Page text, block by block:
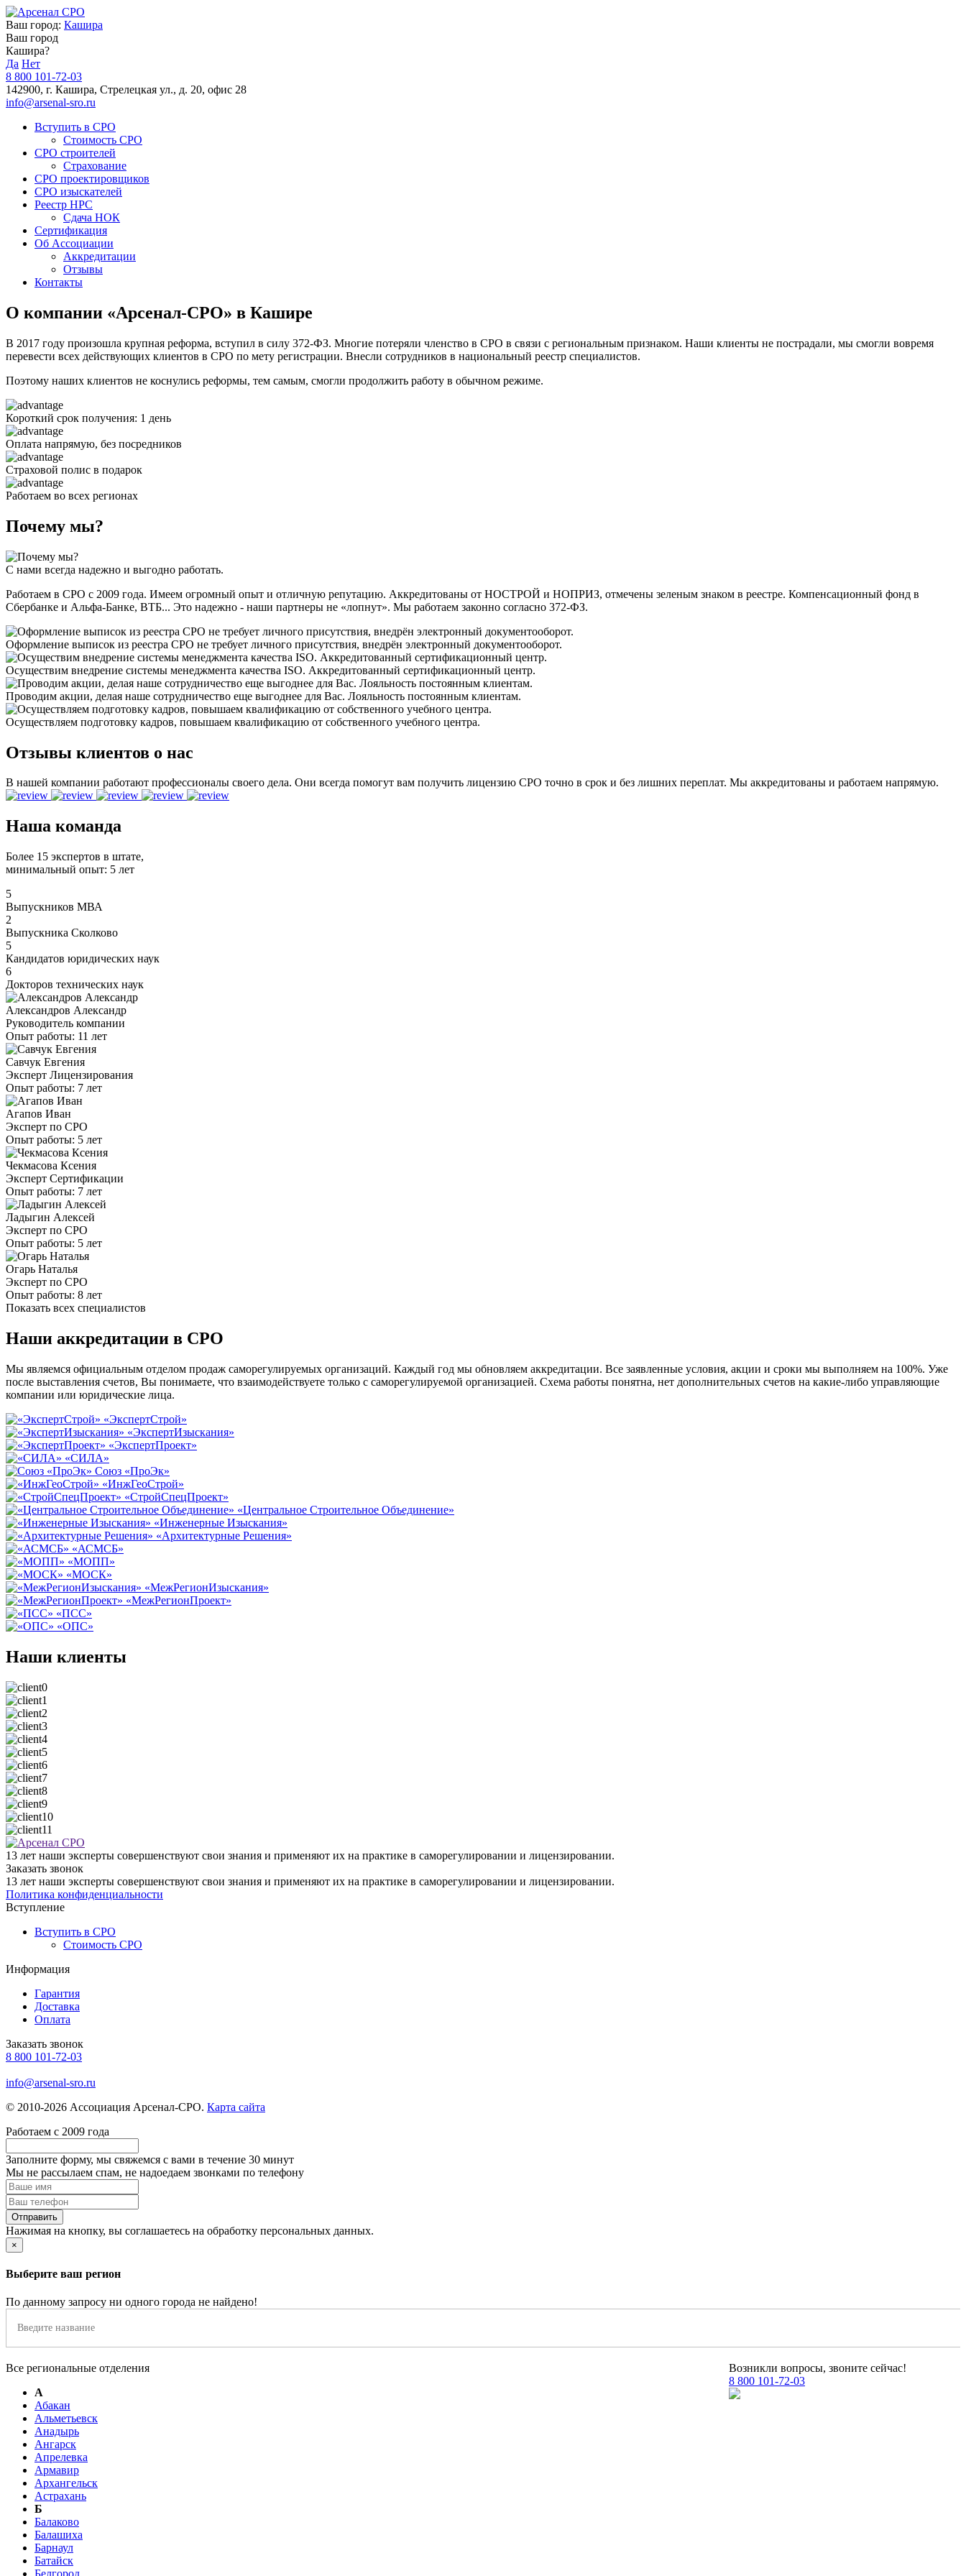
Ваш город: Кашира
Ваш город
Кашира?
Да Нет
8 800 101-72-03
142900, г. Кашира, Стрелецкая ул., д. 20, офис 28
info@arsenal-sro.ru
Вступить в СРО
Стоимость СРО
СРО строителей
Страхование
СРО проектировщиков
СРО изыскателей
Реестр НРС
Сдача НОК
Сертификация
Об Ассоциации
Аккредитации
Отзывы
Контакты
О компании «Арсенал-СРО» в Кашире
В 2017 году произошла крупная реформа, вступил в силу 372-ФЗ. Многие потеряли членство в СРО в связи с региональным признаком. Наши клиенты не пострадали, мы смогли вовремя
перевести всех действующих клиентов в СРО по мету регистрации. Внесли сотрудников в национальный реестр специалистов.
Поэтому наших клиентов не коснулись реформы, тем самым, смогли продолжить работу в обычном режиме.
Короткий срок получения: 1 день
Оплата напрямую, без посредников
Страховой полис в подарок
Работаем во всех регионах
Почему мы?
С нами всегда надежно и выгодно работать.
Работаем в СРО с 2009 года. Имеем огромный опыт и отличную репутацию. Аккредитованы от НОСТРОЙ и НОПРИЗ, отмечены зеленым знаком в реестре. Компенсационный фонд в
Сбербанке и Альфа-Банке, ВТБ... Это надежно - наши партнеры не «лопнут». Мы работаем законно согласно 372-ФЗ.
Оформление выписок из реестра СРО не требует личного присутствия, внедрён электронный документооборот.
Осуществим внедрение системы менеджмента качества ISO. Аккредитованный сертификационный центр.
Проводим акции, делая наше сотрудничество еще выгоднее для Вас. Лояльность постоянным клиентам.
Осуществляем подготовку кадров, повышаем квалификацию от собственного учебного центра.
Отзывы клиентов о нас
В нашей компании работают профессионалы своего дела. Они всегда помогут вам получить лицензию СРО точно в срок и без лишних переплат. Мы аккредитованы и работаем напрямую.
Наша команда
Более 15 экспертов в штате,
минимальный опыт: 5 лет
5
Выпускников МВА
2
Выпускника Сколково
5
Кандидатов юридических наук
6
Докторов технических наук
Александров Александр
Руководитель компании
Опыт работы: 11 лет
Савчук Евгения
Эксперт Лицензирования
Опыт работы: 7 лет
Агапов Иван
Эксперт по СРО
Опыт работы: 5 лет
Чекмасова Ксения
Эксперт Сертификации
Опыт работы: 7 лет
Ладыгин Алексей
Эксперт по СРО
Опыт работы: 5 лет
Огарь Наталья
Эксперт по СРО
Опыт работы: 8 лет
Показать всех специалистов
Наши аккредитации в СРО
Мы являемся официальным отделом продаж саморегулируемых организаций. Каждый год мы обновляем аккредитации. Все заявленные условия, акции и сроки мы выполняем на 100%. Уже
после выставления счетов, Вы понимаете, что взаимодействуете только с саморегулируемой организацией. Схема работы понятна, нет дополнительных счетов на какие-либо управляющие
компании или юридические лица.
«ЭкспертСтрой»
«ЭкспертИзыскания»
«ЭкспертПроект»
«СИЛА»
Союз «ПроЭк»
«ИнжГеоСтрой»
«СтройСпецПроект»
«Центральное Строительное Объединение»
«Инженерные Изыскания»
«Архитектурные Решения»
«АСМСБ»
«МОПП»
«МОСК»
«МежРегионИзыскания»
«МежРегионПроект»
«ПСС»
«ОПС»
Наши клиенты
13 лет наши эксперты совершенствуют свои знания и применяют их на практике в саморегулировании и лицензировании.
Заказать звонок
13 лет наши эксперты совершенствуют свои знания и применяют их на практике в саморегулировании и лицензировании.
Политика конфиденциальности
Вступление
Вступить в СРО
Стоимость СРО
Информация
Гарантия
Доставка
Оплата
Заказать звонок
8 800 101-72-03
info@arsenal-sro.ru
© 2010-2026 Ассоциация Арсенал-СРО. Карта сайта
Работаем с 2009 года
Заполните форму, мы свяжемся с вами в течение 30 минут
Мы не рассылаем спам, не надоедаем звонками по телефону
Нажимая на кнопку, вы соглашаетесь на обработку персональных данных.
×
Выберите ваш регион
По данному запросу ни одного города не найдено!
Возникли вопросы, звоните сейчас!
8 800 101-72-03
Все региональные отделения
А
Абакан
Альметьевск
Анадырь
Ангарск
Апрелевка
Армавир
Архангельск
Астрахань
Б
Балаково
Балашиха
Барнаул
Батайск